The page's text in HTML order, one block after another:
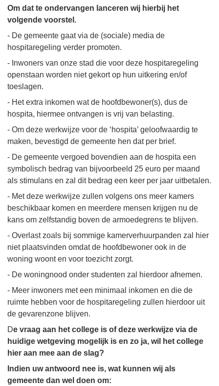
Om dat te ondervangen lanceren wij hierbij het
volgende voorstel.
- De gemeente gaat via de (sociale) media de
hospitaregeling verder promoten.
- Inwoners van onze stad die voor deze hospitaregeling
openstaan worden niet gekort op hun uitkering en/of
toeslagen.
- Het extra inkomen wat de hoofdbewoner(s), dus de
hospita, hiermee ontvangen is vrij van belasting.
- Om deze werkwijze voor de ‘hospita’ geloofwaardig te
maken, bevestigd de gemeente hen dat per brief.
- De gemeente vergoed bovendien aan de hospita een
symbolisch bedrag van bijvoorbeeld 25 euro per maand
als stimulans en zal dit bedrag een keer per jaar uitbetalen.
- Met deze werkwijze zullen volgens ons meer kamers
beschikbaar komen en meerdere mensen krijgen nu de
kans om zelfstandig boven de armoedegrens te blijven.
- Overlast zoals bij sommige kamerverhuurpanden zal hier
niet plaatsvinden omdat de hoofdbewoner ook in de
woning woont en voor toezicht zorgt.
- De woningnood onder studenten zal hierdoor afnemen.
- Meer inwoners met een minimaal inkomen en die de
ruimte hebben voor de hospitaregeling zullen hierdoor uit
de gevarenzone blijven.
De vraag aan het college is of deze werkwijze via de
huidige wetgeving mogelijk is en zo ja, wil het college
hier aan mee aan de slag?
Indien uw antwoord nee is, wat kunnen wij als
gemeente dan wel doen om: